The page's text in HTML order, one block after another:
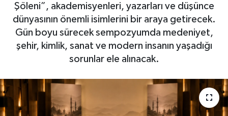
Şöleni”, akademisyenleri, yazarları ve düşünce
dünyasının önemli isimlerini bir araya getirecek.
Gün boyu sürecek sempozyumda medeniyet,
şehir, kimlik, sanat ve modern insanın yaşadığı
sorunlar ele alınacak.
Sağlık
Siyaset
Teknoloji